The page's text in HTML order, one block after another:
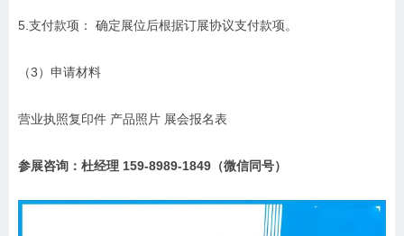
5.支付款项： 确定展位后根据订展协议支付款项。
（3）申请材料
营业执照复印件 产品照片 展会报名表
参展咨询：杜经理 159-8989-1849（微信同号）